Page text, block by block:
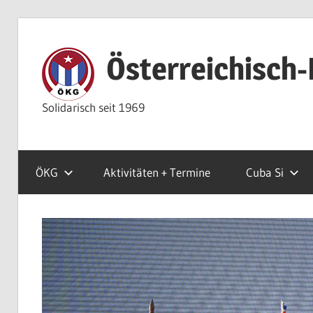
springen
Solidarisch seit 1969
ÖKG Aktivitäten + Termine Cuba Si